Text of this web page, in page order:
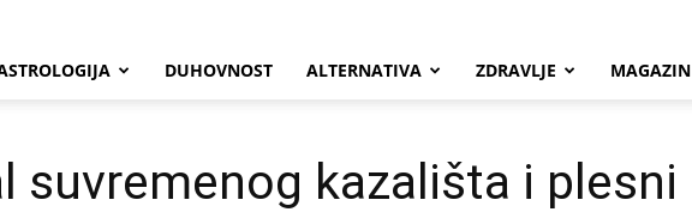
DUHOVNOST ALTERNATIVA ZDRAVLJE MAGAZIN
suvremenog kazališta i plesni